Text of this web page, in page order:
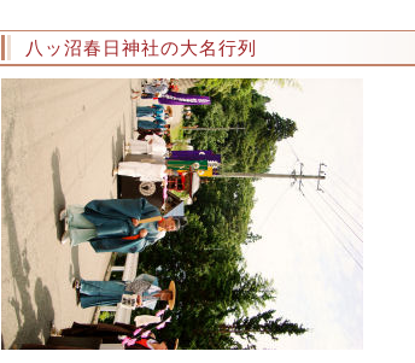
八ッ沼春日神社の大名行列